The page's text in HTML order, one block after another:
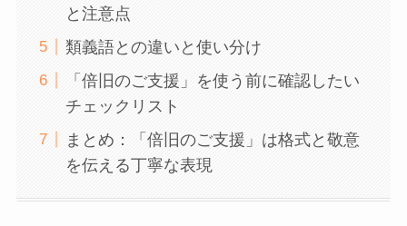
と注意点
類義語との違いと使い分け
「倍旧のご支援」を使う前に確認したい
チェックリスト
まとめ：「倍旧のご支援」は格式と敬意
を伝える丁寧な表現